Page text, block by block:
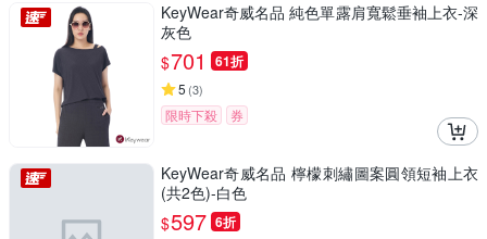
KeyWear奇威名品 純色單露肩寬鬆垂袖上衣-深
灰色
$701 61折
5 (3)
限時下殺 券
KeyWear奇威名品 檸檬刺繡圖案圓領短袖上衣
(共2色)-白色
$597 6折